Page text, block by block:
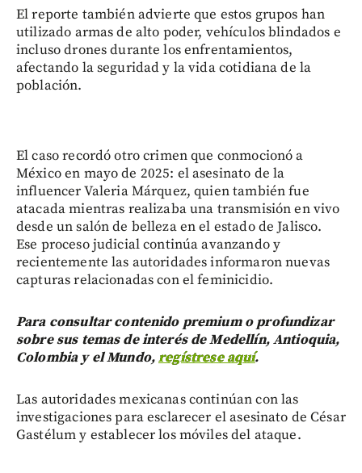
El reporte también advierte que estos grupos han
utilizado armas de alto poder, vehículos blindados e
incluso drones durante los enfrentamientos,
afectando la seguridad y la vida cotidiana de la
población.
El caso recordó otro crimen que conmocionó a
México en mayo de 2025: el asesinato de la
influencer Valeria Márquez, quien también fue
atacada mientras realizaba una transmisión en vivo
desde un salón de belleza en el estado de Jalisco.
Ese proceso judicial continúa avanzando y
recientemente las autoridades informaron nuevas
capturas relacionadas con el feminicidio.
Para consultar contenido premium o profundizar
sobre sus temas de interés de Medellín, Antioquia,
Colombia y el Mundo,regístrese aquí.
Las autoridades mexicanas continúan con las
investigaciones para esclarecer el asesinato de César
Gastélum y establecer los móviles del ataque.